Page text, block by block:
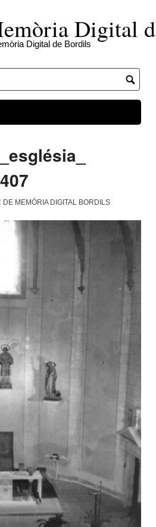
Digital
Digital de Bordils
DE MEMÒRIA DIGITAL BORDILS